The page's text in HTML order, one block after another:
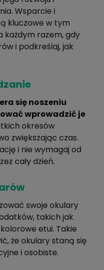
Wsparcie i
kluczowe w tym
każdym razem, gdy
i podkreślaj, jak
się noszeniu
wprowadzić je
okresów
zwiększając czas.
i nie wymagaj od
cały dzień.
swoje okulary
takich jak
etui. Takie
że okulary staną się
i osobiste.